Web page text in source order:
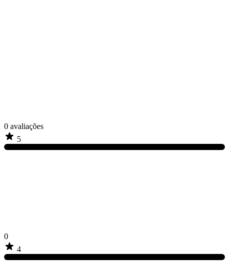
0 avaliações
5
0
4